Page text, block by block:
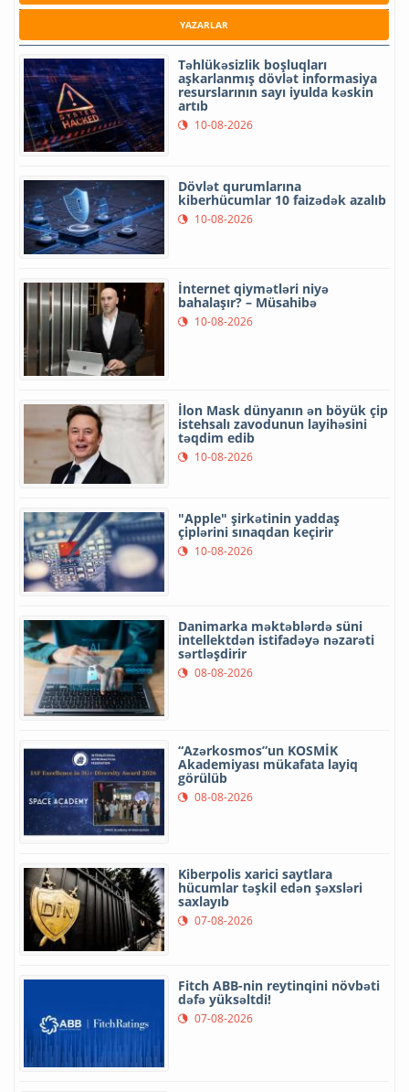
YAZARLAR
Təhlükəsizlik boşluqları
aşkarlanmış dövlət informasiya
resurslarının sayı iyulda kəskin
artıb
10-08-2026
Dövlət qurumlarına
kiberhücumlar 10 faizədək azalıb
10-08-2026
İnternet qiymətləri niyə
bahalaşır? – Müsahibə
10-08-2026
İlon Mask dünyanın ən böyük çip
istehsalı zavodunun layihəsini
təqdim edib
10-08-2026
"Apple" şirkətinin yaddaş
çiplərini sınaqdan keçirir
10-08-2026
Danimarka məktəblərdə süni
intellektdən istifadəyə nəzarəti
sərtləşdirir
08-08-2026
“Azərkosmos”un KOSMİK
Akademiyası mükafata layiq
görülüb
08-08-2026
Kiberpolis xarici saytlara
hücumlar təşkil edən şəxsləri
saxlayıb
07-08-2026
Fitch ABB-nin reytinqini növbəti
dəfə yüksəltdi!
07-08-2026